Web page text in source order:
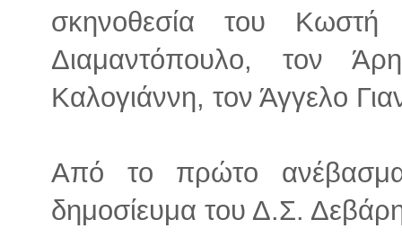
σκηνοθεσία του
Διαμαντόπουλο, τον
Καλογιάννη, τον Άγγελο
Από το πρώτο
δημοσίευμα του Δ.Σ.